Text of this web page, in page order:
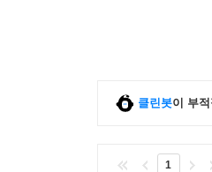
클린봇이 부
1